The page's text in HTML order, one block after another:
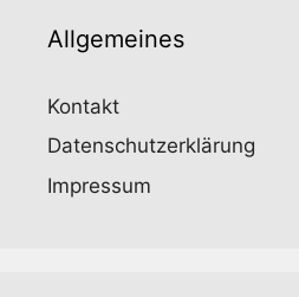
Allgemeines
Kontakt
Datenschutzerklärung
Impressum